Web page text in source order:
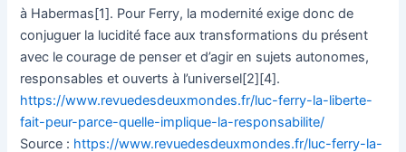
à Habermas[1]. Pour Ferry, la modernité exige donc de
conjuguer la lucidité face aux transformations du présent
avec le courage de penser et d’agir en sujets autonomes,
responsables et ouverts à l’universel[2][4].
https://www.revuedesdeuxmondes.fr/luc-ferry-la-liberte-
fait-peur-parce-quelle-implique-la-responsabilite/
Source : https://www.revuedesdeuxmondes.fr/luc-ferry-la-